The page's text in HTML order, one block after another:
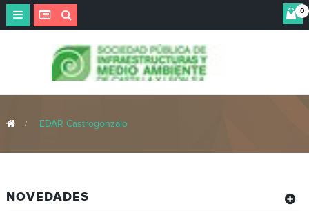
0
Navegación
Toggle
> EDAR Castrogonzalo
NOVEDADES